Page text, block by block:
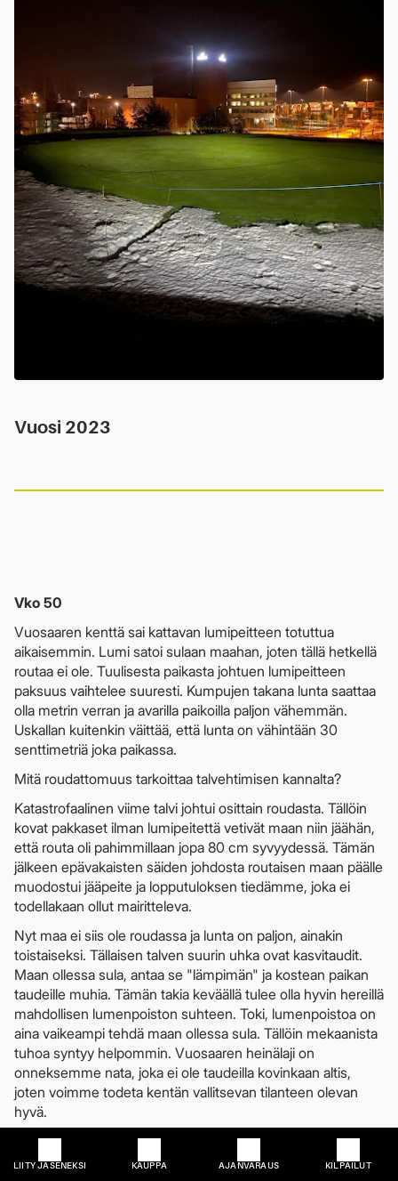
LIITY JÄSENEKSI KAUPPA AJANVARAUS KILPAILUT
Vuosi 2023
Vko 50
Vuosaaren kenttä sai kattavan lumipeitteen totuttua
aikaisemmin. Lumi satoi sulaan maahan, joten tällä hetkellä
routaa ei ole. Tuulisesta paikasta johtuen lumipeitteen
paksuus vaihtelee suuresti. Kumpujen takana lunta saattaa
olla metrin verran ja avarilla paikoilla paljon vähemmän.
Uskallan kuitenkin väittää, että lunta on vähintään 30
senttimetriä joka paikassa.
Mitä roudattomuus tarkoittaa talvehtimisen kannalta?
Katastrofaalinen viime talvi johtui osittain roudasta. Tällöin
kovat pakkaset ilman lumipeitettä vetivät maan niin jäähän,
että routa oli pahimmillaan jopa 80 cm syvyydessä. Tämän
jälkeen epävakaisten säiden johdosta routaisen maan päälle
muodostui jääpeite ja lopputuloksen tiedämme, joka ei
todellakaan ollut mairitteleva.
Nyt maa ei siis ole roudassa ja lunta on paljon, ainakin
toistaiseksi. Tällaisen talven suurin uhka ovat kasvitaudit.
Maan ollessa sula, antaa se "lämpimän" ja kostean paikan
taudeille muhia. Tämän takia keväällä tulee olla hyvin hereillä
mahdollisen lumenpoiston suhteen. Toki, lumenpoistoa on
aina vaikeampi tehdä maan ollessa sula. Tällöin mekaanista
tuhoa syntyy helpommin. Vuosaaren heinälaji on
onneksemme nata, joka ei ole taudeilla kovinkaan altis,
joten voimme todeta kentän vallitsevan tilanteen olevan
hyvä.
Lämmin joulu ja sateet
Ensi viikoksi on luvassa pelättyjä sateita. Kentänhoito seuraa